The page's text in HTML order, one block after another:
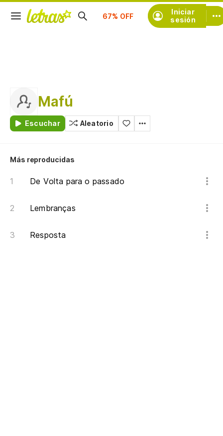
Iniciar
sesión
Suscríbete
Mafú
Escuchar Aleatorio
Más reproducidas
De Volta para o passado
Lembranças
Resposta